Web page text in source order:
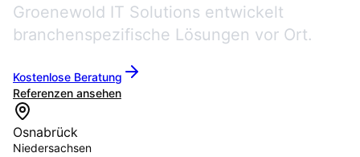
Groenewold IT Solutions entwickelt
branchenspezifische Lösungen vor Ort.
Kostenlose Beratung
Referenzen ansehen
Osnabrück
Niedersachsen